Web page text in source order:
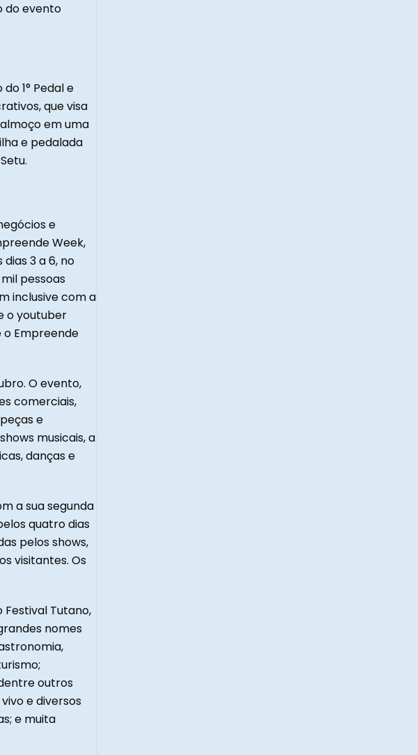
do evento
1° Pedal e
que visa
em uma
e pedalada
e
Week,
3 a 6, no
pessoas
inclusive com a
o youtuber
o Empreende
O evento,
comerciais,
e
musicais, a
danças e
a sua segunda
quatro dias
pelos shows,
visitantes. Os
Festival Tutano,
nomes
outros
e diversos
e muita